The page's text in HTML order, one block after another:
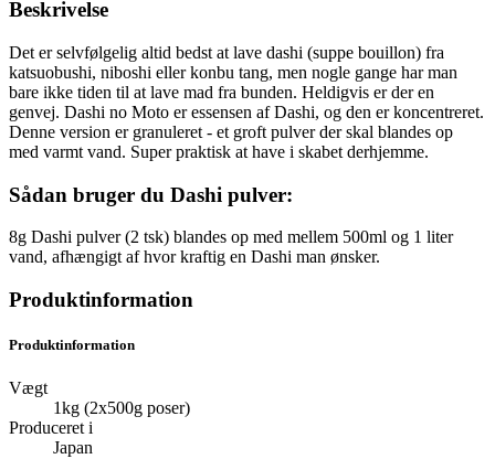
Beskrivelse
Det er selvfølgelig altid bedst at lave dashi (suppe bouillon) fra
katsuobushi, niboshi eller konbu tang, men nogle gange har man
bare ikke tiden til at lave mad fra bunden. Heldigvis er der en
genvej. Dashi no Moto er essensen af Dashi, og den er koncentreret.
Denne version er granuleret - et groft pulver der skal blandes op
med varmt vand. Super praktisk at have i skabet derhjemme.
Sådan bruger du Dashi pulver:
8g Dashi pulver (2 tsk) blandes op med mellem 500ml og 1 liter
vand, afhængigt af hvor kraftig en Dashi man ønsker.
Produktinformation
Produktinformation
Vægt
1kg (2x500g poser)
Produceret i
Japan